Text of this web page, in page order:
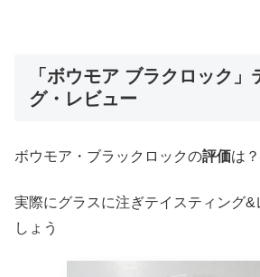
「ボウモア ブラクロック」
グ・レビュー
ボウモア・ブラックロックの評価は？
実際にグラスに注ぎテイスティング&
しょう